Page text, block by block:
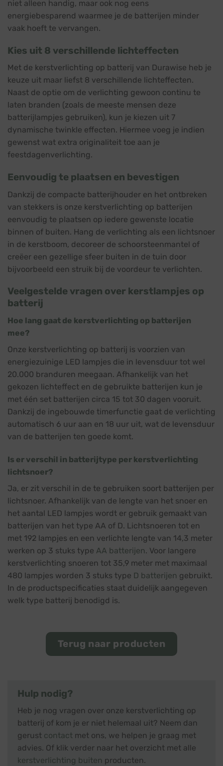
niet alleen handig, maar ook nog eens
energiebesparend waarmee je de batterijen minder
vaak hoeft te vervangen.
Kies uit 8 verschillende lichteffecten
Met de kerstverlichting op batterij van Durawise heb je
keuze uit maar liefst 8 verschillende lichteffecten.
Naast de optie om de verlichting gewoon continu te
laten branden (zoals de meeste mensen deze
batterijlampjes gebruiken), kun je kiezen uit 7
dynamische twinkle effecten. Hiermee voeg je indien
gewenst wat extra originaliteit toe aan je
feestdagenverlichting.
Eenvoudig te plaatsen en bevestigen
Dankzij de compacte batterijhouder en het ontbreken
van stekkers is onze kerstverlichting op batterijen
eenvoudig te plaatsen op iedere gewenste locatie
binnen of buiten. Hang de verlichting als een lichtsnoer
in de kerstboom, decoreer de schoorsteenmantel of
creëer een gezellige sfeer buiten in de tuin door
bijvoorbeeld een struik bij de voordeur te verlichten.
Veelgestelde vragen over kerstlampjes op
batterij
Hoe lang gaat de kerstverlichting op batterijen
mee?
Onze kerstverlichting op batterij is voorzien van
energiezuinige LED lampjes die in levensduur tot wel
20.000 branduren meegaan. Afhankelijk van het
gekozen lichteffect en de gebruikte batterijen kun je
met één set batterijen circa 15 tot 30 dagen vooruit.
Dankzij de ingebouwde timerfunctie gaat de verlichting
automatisch 6 uur aan en 18 uur uit, wat de levensduur
van de batterijen ten goede komt.
Is er verschil in batterijtype per kerstverlichting
lichtsnoer?
Ja, er zit verschil in de te gebruiken soort batterijen per
lichtsnoer. Afhankelijk van de lengte van het snoer en
het aantal LED lampjes wordt er gebruik gemaakt van
batterijen van het type AA of D. Lichtsnoeren tot en
met 192 lampjes en een verlichte lengte van 14,3 meter
werken op 3 stuks type AA batterijen. Voor langere
kerstverlichting snoeren tot 35,9 meter met maximaal
480 lampjes worden 3 stuks type D batterijen gebruikt.
In de productspecificaties staat duidelijk aangegeven
welk type batterij benodigd is.
Terug naar producten
Hulp nodig?
Heb je nog vragen over onze kerstverlichting op
batterij of kom je er niet helemaal uit? Neem dan
gerust contact met ons, we helpen je graag met
advies. Of klik verder naar het overzicht met alle
kerstverlichting buiten producten.